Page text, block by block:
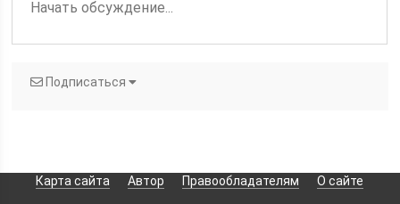
Подписаться
Карта сайта Автор Правообладателям О сайте